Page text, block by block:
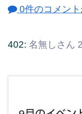
0件のコメン
402: 名無しさん